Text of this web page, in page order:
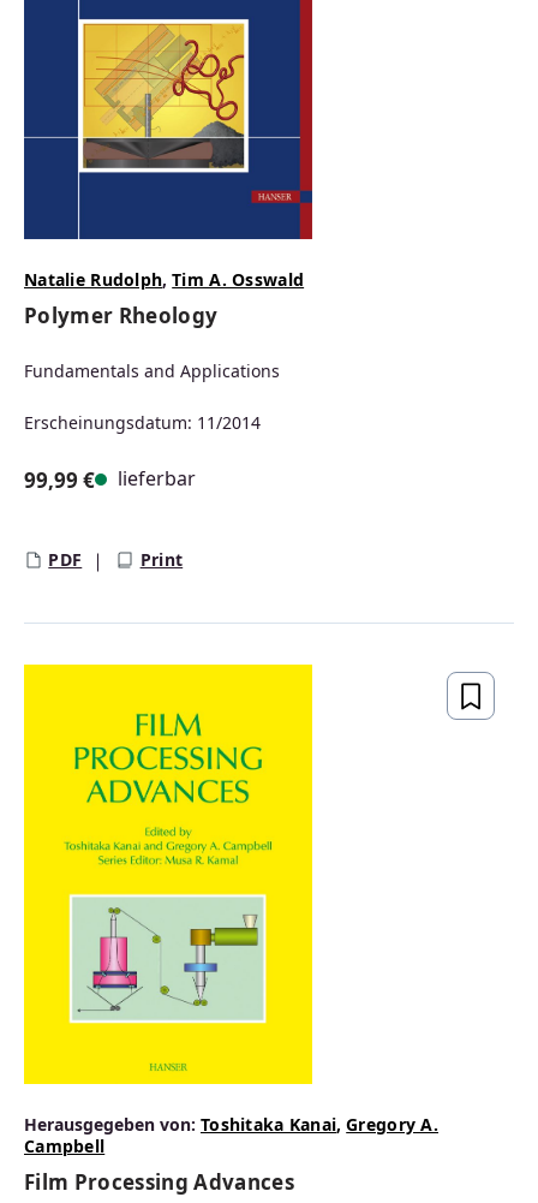
Natalie Rudolph,Tim A. Osswald
Polymer Rheology
Fundamentals and Applications
Erscheinungsdatum: 11/2014
99,99 € lieferbar
PDF Print
Herausgegeben von: Toshitaka Kanai,Gregory A.
Campbell
Film Processing Advances